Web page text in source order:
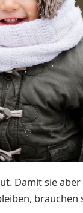
Damit sie
brauchen